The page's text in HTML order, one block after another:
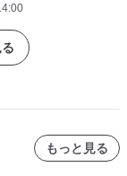
もっと見る